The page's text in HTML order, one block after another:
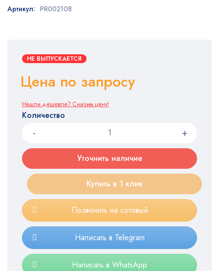
НЕ ВЫПУСКАЕТСЯ
Цена по запросу
Нашли дешевле? Снизим цену!
Количество
Уточнить наличие
Купить в 1 клик
Позвонить на сотовый
Написать в Telegram
Написать в WhatsApp
Артикул: PR002108